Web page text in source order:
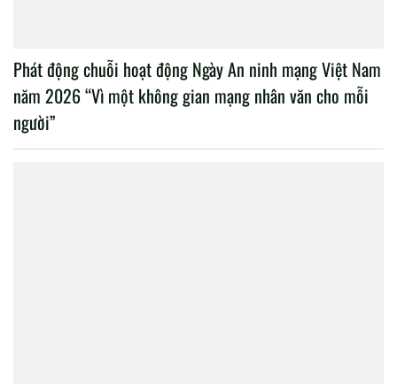
Phát động chuỗi hoạt động Ngày An ninh mạng Việt Nam
năm 2026 “Vì một không gian mạng nhân văn cho mỗi
người”